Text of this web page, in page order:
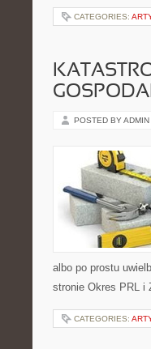
CATEGORIES:
POSTED BY ADMIN
albo po prostu
stronie Okres PRL i
CATEGORIES: